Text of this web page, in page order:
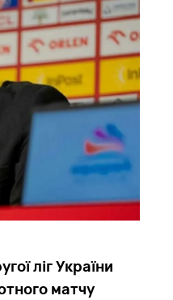
ліг України
матчу